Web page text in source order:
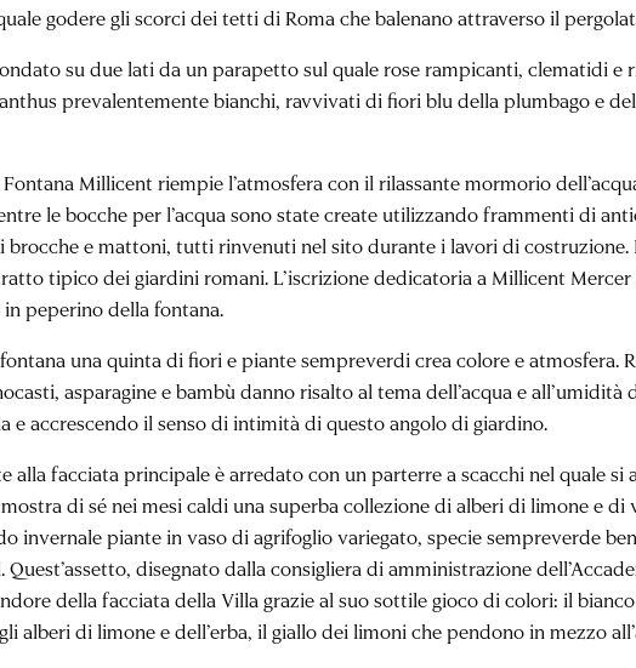
godere gli scorci dei tetti di Roma che balenano attraverso il
su due lati da un parapetto sul quale rose rampicanti, clematidi e
prevalentemente bianchi, ravvivati di fiori blu della plumbago e
Millicent riempie l’atmosfera con il rilassante mormorio
le bocche per l’acqua sono state create utilizzando frammenti di
brocche e mattoni, tutti rinvenuti nel sito durante i lavori di
tipico dei giardini romani. L’iscrizione dedicatoria a Millicent Mercer
peperino della fontana.
una quinta di fiori e piante sempreverdi crea colore e atmosfera.
asparagine e bambù danno risalto al tema dell’acqua e
e accrescendo il senso di intimità di questo angolo di giardino.
alla facciata principale è arredato con un parterre a scacchi nel quale si
di sé nei mesi caldi una superba collezione di alberi di limone e
invernale piante in vaso di agrifoglio variegato, specie sempreverde
disegnato dalla consigliera di amministrazione
della facciata della Villa grazie al suo sottile gioco di colori: il
alberi di limone e dell’erba, il giallo dei limoni che pendono in mezzo